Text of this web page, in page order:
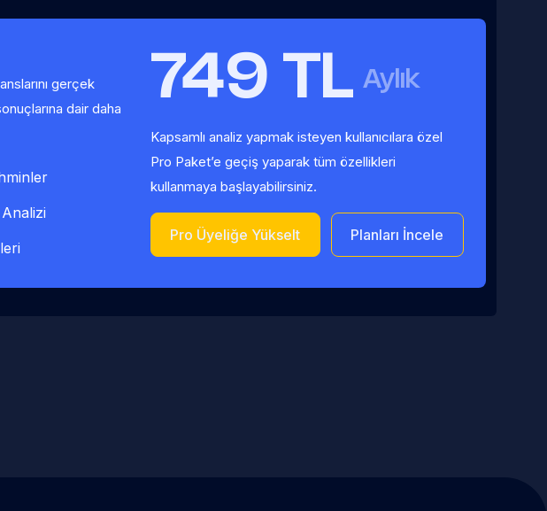
gerçek
dair daha
749 TL Aylık
Kapsamlı analiz yapmak isteyen kullanıcılara özel
Pro Paket’e geçiş yaparak tüm özellikleri
kullanmaya başlayabilirsiniz.
Pro Üyeliğe Yükselt Planları İncele